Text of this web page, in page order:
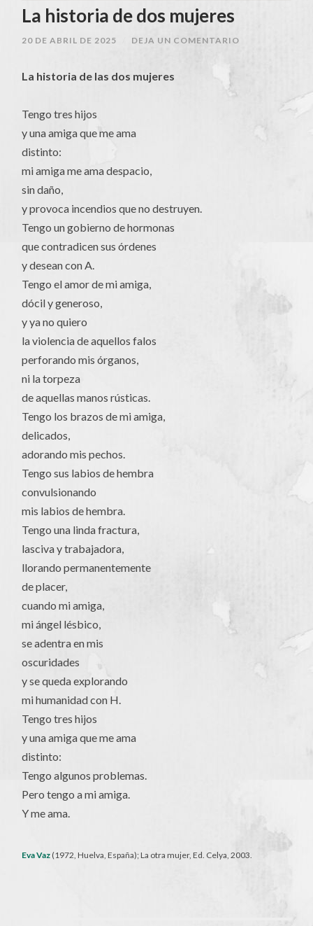
La historia de dos mujeres
20 DE ABRIL DE 2025 DEJA UN COMENTARIO
La historia de las dos mujeres
Tengo tres hijos
y una amiga que me ama
distinto:
mi amiga me ama despacio,
sin daño,
y provoca incendios que no destruyen.
Tengo un gobierno de hormonas
que contradicen sus órdenes
y desean con A.
Tengo el amor de mi amiga,
dócil y generoso,
y ya no quiero
la violencia de aquellos falos
perforando mis órganos,
ni la torpeza
de aquellas manos rústicas.
Tengo los brazos de mi amiga,
delicados,
adorando mis pechos.
Tengo sus labios de hembra
convulsionando
mis labios de hembra.
Tengo una linda fractura,
lasciva y trabajadora,
llorando permanentemente
de placer,
cuando mi amiga,
mi ángel lésbico,
se adentra en mis
oscuridades
y se queda explorando
mi humanidad con H.
Tengo tres hijos
y una amiga que me ama
distinto:
Tengo algunos problemas.
Pero tengo a mi amiga.
Y me ama.
Eva Vaz (1972, Huelva, España); La otra mujer, Ed. Celya, 2003.